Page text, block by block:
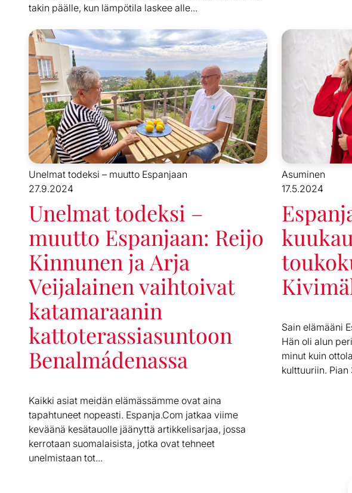
takin päälle, kun lämpötila laskee alle...
Unelmat todeksi – muutto Espanjaan
27.9.2024
Unelmat todeksi –
muutto Espanjaan: Reijo
Kinnunen ja Arja
Veijalainen vaihtoivat
katamaraanin
kattoterassiasuntoon
Benalmádenassa
Kaikki asiat meidän elämässämme ovat aina
tapahtuneet nopeasti. Espanja.Com jatkaa viime
keväänä kesätauolle jäänyttä artikkelisarjaa, jossa
kerrotaan suomalaisista, jotka ovat tehneet
unelmistaan tot...
Asuminen
17.5.2024
Sain elämääni
Hän oli alun
minut kuin
kulttuuriin.